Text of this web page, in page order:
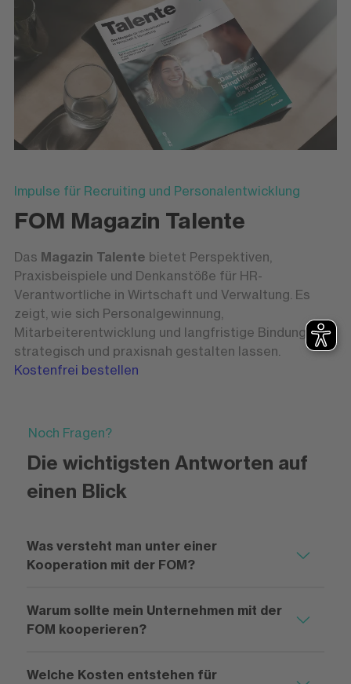
Impulse für Recruiting und Personalentwicklung
FOM Magazin Talente
Das Magazin Talente bietet Perspektiven,
Praxisbeispiele und Denkanstöße für HR-
Verantwortliche in Wirtschaft und Verwaltung. Es
zeigt, wie sich Personalgewinnung,
Mitarbeiterentwicklung und langfristige Bindung
strategisch und praxisnah gestalten lassen.
Kostenfrei bestellen
Noch Fragen?
Die wichtigsten Antworten auf
einen Blick
Was versteht man unter einer
Kooperation mit der FOM?
Warum sollte mein Unternehmen mit der
FOM kooperieren?
Welche Kosten entstehen für